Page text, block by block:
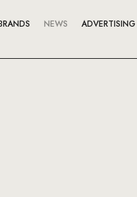
NEWS ADVERTISING